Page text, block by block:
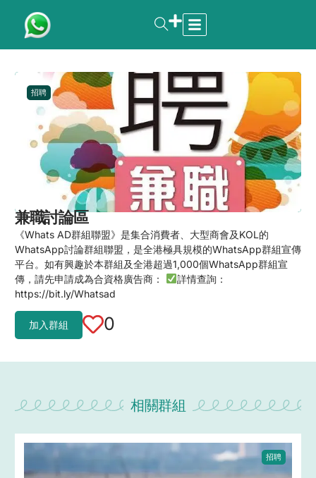
招聘
兼職討論區
《Whats AD群組聯盟》是集合消費者、大型商會及KOL的
WhatsApp討論群組聯盟，是全港極具規模的WhatsApp群組宣傳
平台。如有興趣於本群組及全港超過1,000個WhatsApp群組宣
傳，請先申請成為合資格廣告商：
詳情查詢：
https://bit.ly/Whatsad
加入群組 0
相關群組
招聘